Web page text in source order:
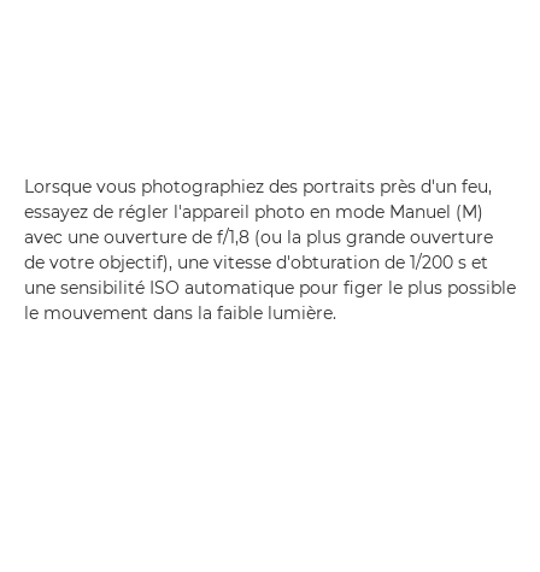
Lorsque vous photographiez des portraits près d'un feu,
essayez de régler l'appareil photo en mode Manuel (M)
avec une ouverture de f/1,8 (ou la plus grande ouverture
de votre objectif), une vitesse d'obturation de 1/200 s et
une sensibilité ISO automatique pour figer le plus possible
le mouvement dans la faible lumière.